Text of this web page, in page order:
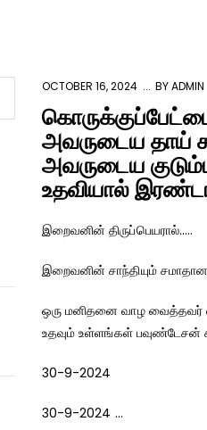
OCTOBER 16, 2024 BYADMIN
அவருடைய தாய்
அவருடைய
உதவியால்
இறைவனின் திருப்பெயரால்…..
இறைவனின் சாந்தியும்
ஒரு மனிதனை வாழ வைத்தவர்
உதவும் உள்ளங்கள் பவுண்டேசன்
30-9-2024
30-9-2024 …